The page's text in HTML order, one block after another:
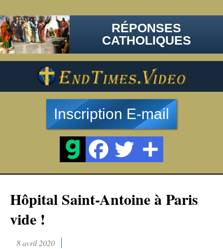
RÉPONSES
CATHOLIQUES
Inscription E-mail
Hôpital Saint-Antoine à Paris
vide !
8 avril 2020